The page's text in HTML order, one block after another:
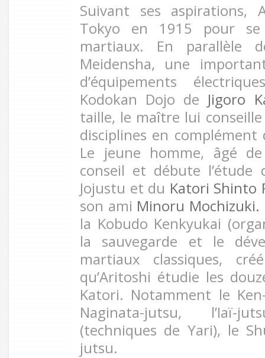
Suivant ses
Tokyo en 1915 pour
martiaux. En parallèle
Meidensha, une
d’équipements
Kodokan Dojo de Jigoro
taille, le maître lui
disciplines en
Le jeune homme, âgé
conseil et débute l’étude
Jojustu et du Katori Shinto
son ami Minoru Mochizuki.
la Kobudo Kenkyukai
la sauvegarde et le
martiaux classiques,
qu’Aritoshi étudie les
Katori. Notamment le
Naginata-jutsu, l’Iaï-
(techniques de Yari), le
jutsu.